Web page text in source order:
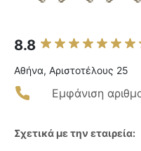
8.8
Αθήνα, Αριστοτέλους 25
Εμφάνιση
Σχετικά με την εταιρεία: